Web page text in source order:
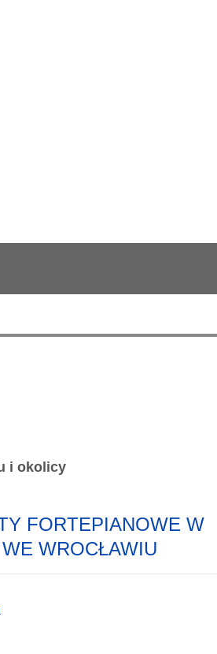
i okolicy
FORTEPIANOWE W
WROCŁAWIU